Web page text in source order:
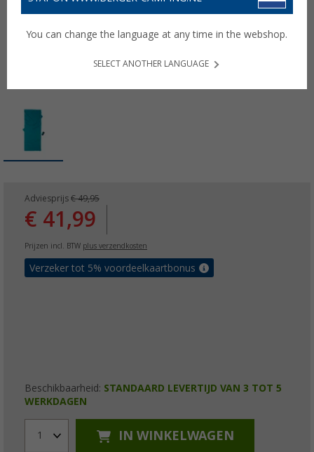
Adviesprijs € 49,95
€ 41,99
Prijzen incl. BTW plus verzendkosten
Verzeker tot 5% voordeelkaartbonus
Beschikbaarheid: STANDAARD LEVERTIJD VAN 3 TOT 5
WERKDAGEN
1 IN WINKELWAGEN
You can change the language at any time in the webshop.
SELECT ANOTHER LANGUAGE